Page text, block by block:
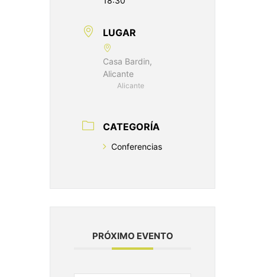
LUGAR
Casa Bardin,
Alicante
Alicante
CATEGORÍA
Conferencias
PRÓXIMO EVENTO